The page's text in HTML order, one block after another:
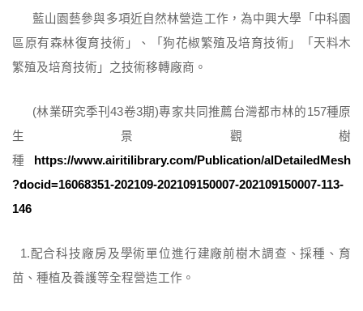
藍山園藝參與多項近自然林營造工作，為中興大學「中科園
區原有森林復育技術」、「狗花椒繁殖及培育技術」「天料木
繁殖及培育技術」之技術移轉廠商。
(林業研究季刊43卷3期)專家共同推薦台灣都市林的157種原
生景觀樹
種
https://www.airitilibrary.com/Publication/alDetailedMesh
?docid=16068351-202109-202109150007-202109150007-113-
146
1.配合科技廠房及學術單位進行建廠前樹木調查、採種、育
苗、種植及養護等全程營造工作。